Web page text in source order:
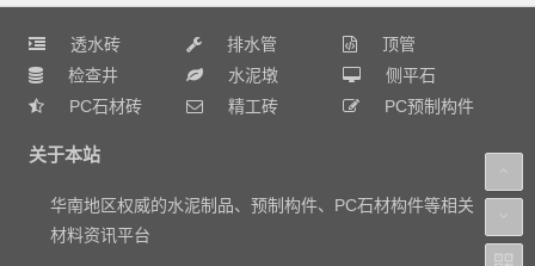
透水砖 排水管
顶管
检查井
水泥墩
侧平石
PC石材砖
精工砖 PC预制构件
关于本站
华南地区权威的水泥制品、预制构件、PC石材构件等相关
材料资讯平台